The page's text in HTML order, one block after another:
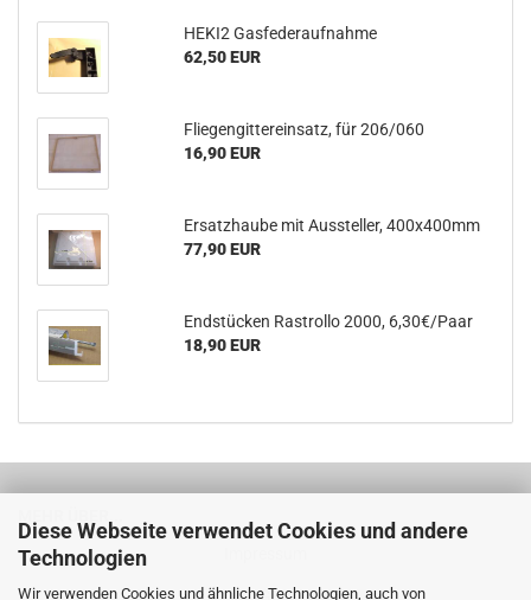
Diese Webseite verwendet Cookies und andere
Technologien
Wir verwenden Cookies und ähnliche Technologien, auch von
HEKI2 Gas­fe­der­auf­nah­me
62,50 EUR
Flie­gen­git­ter­ein­satz, für 206/060
16,90 EUR
Er­satz­hau­be mit Aus­stel­ler, 400x400mm
77,90 EUR
End­stü­cken Rast­rol­lo 2000, 6,30€/Paar
18,90 EUR